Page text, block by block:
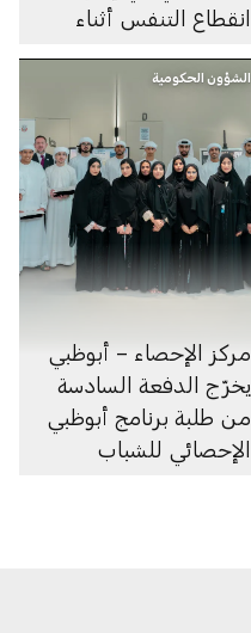
انقطاع التنفس أثناء
الشؤون الحكومية
مركز الإحصاء – أبوظبي
يخرّج الدفعة السادسة
من طلبة برنامج أبوظبي
الإحصائي للشباب